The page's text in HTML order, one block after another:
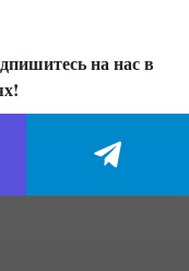
на нас в